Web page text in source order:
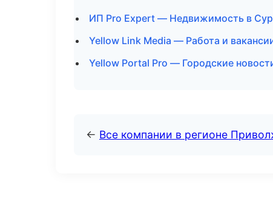
ИП Pro Expert — Недвижимость в
Yellow Link Media — Работа и
Yellow Portal Pro — Городские
← Все компании в регионе